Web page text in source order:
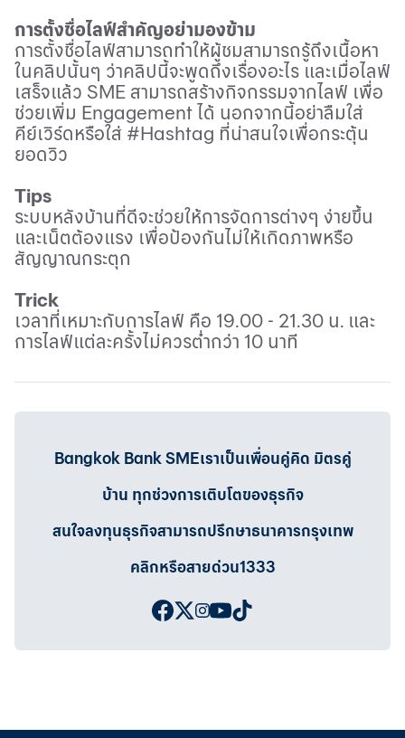
การตั้งชื่อไลฟ์สำคัญอย่ามองข้าม
การตั้งชื่อไลฟ์สามารถทำให้ผู้ชมสามารถรู้ถึงเนื้อหา
ในคลิปนั้นๆ ว่าคลิปนี้จะพูดถึงเรื่องอะไร และเมื่อไลฟ์
เสร็จแล้ว SME สามารถสร้างกิจกรรมจากไลฟ์ เพื่อ
ช่วยเพิ่ม Engagement ได้ นอกจากนี้อย่าลืมใส่
คีย์เวิร์ดหรือใส่ #Hashtag ที่น่าสนใจเพื่อกระตุ้น
ยอดวิว
Tips
ระบบหลังบ้านที่ดีจะช่วยให้การจัดการต่างๆ ง่ายขึ้น
และเน็ตต้องแรง เพื่อป้องกันไม่ให้เกิดภาพหรือ
สัญญาณกระตุก
Trick
เวลาที่เหมาะกับการไลฟ์ คือ 19.00 - 21.30 น. และ
การไลฟ์แต่ละครั้งไม่ควรต่ำกว่า 10 นาที
Bangkok Bank SMEเราเป็นเพื่อนคู่คิด มิตรคู่
บ้าน ทุกช่วงการเติบโตของธุรกิจ
สนใจลงทุนธุรกิจสามารถปรึกษาธนาคารกรุงเทพ
คลิกหรือสายด่วน1333